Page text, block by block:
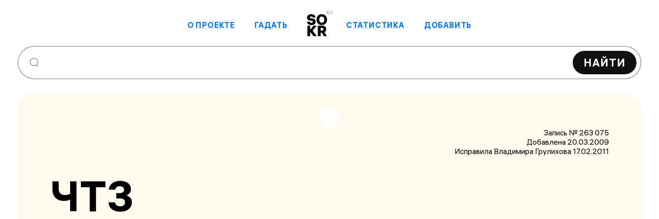
6.0
О ПРОЕКТЕ ГАДАТЬ СТАТИСТИКА ДОБАВИТЬ
НАЙТИ
Запись № 263 075
Добавлена 20.03.2009
Исправила Владимира Грулихова17.02.2011
ЧТЗ